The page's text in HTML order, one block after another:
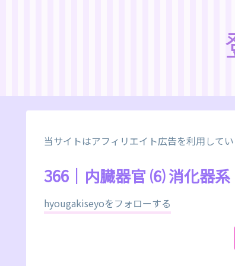
当サイトはアフィリエイト広告を利用して
366｜内臓器官 ⑹ 消化器
hyougakiseyoをフォローする